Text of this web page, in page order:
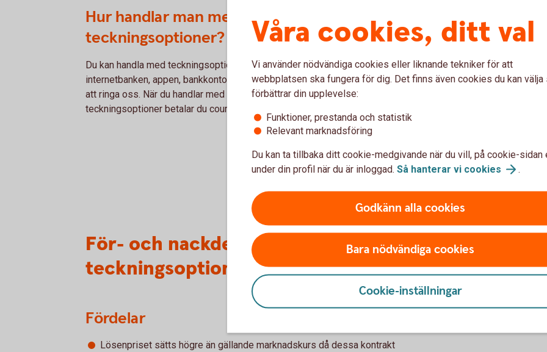
Hur handlar man med
teckningsoptioner?
Du kan handla med teckningsoptioner via
internetbanken, appen, bankkontor eller genom
att ringa oss. När du handlar med
teckningsoptioner betalar du courtage.
Vad tar jag för risk?
Teckningsoptioner ges ut till befintliga
aktieägare. De som inte vill delta i emissionen
kan sälja sina teckningsoptioner på börsen.
Eftersom de oftast har långa löptider sätts
teckningskursen på aktien högre än gällande
marknadskurs. Som för många andra placeringar
riskerar du att hela det investerade kapitalet kan
gå förlorat. Du som har fått teckningsoptioner
tilldelade av bolaget och väljer att inte utnyttja
dem, kan förlora hela värdet på optionerna om
du inte säljer dem.
går
För- och nackdelar med
teckningsoptioner
Fördelar
Lösenpriset sätts högre än gällande marknadskurs då dessa kontrakt
Våra cookies, ditt val
Vi använder nödvändiga cookies eller liknande tekniker för att
webbplatsen ska fungera för dig. Det finns även cookies du kan välja
förbättrar din upplevelse:
Funktioner, prestanda och statistik
Relevant marknadsföring
Du kan ta tillbaka ditt cookie-medgivande när du vill, på cookie-sidan
under din profil när du är inloggad. Så hanterar vi cookies .
Godkänn alla cookies
Bara nödvändiga cookies
Cookie-inställningar